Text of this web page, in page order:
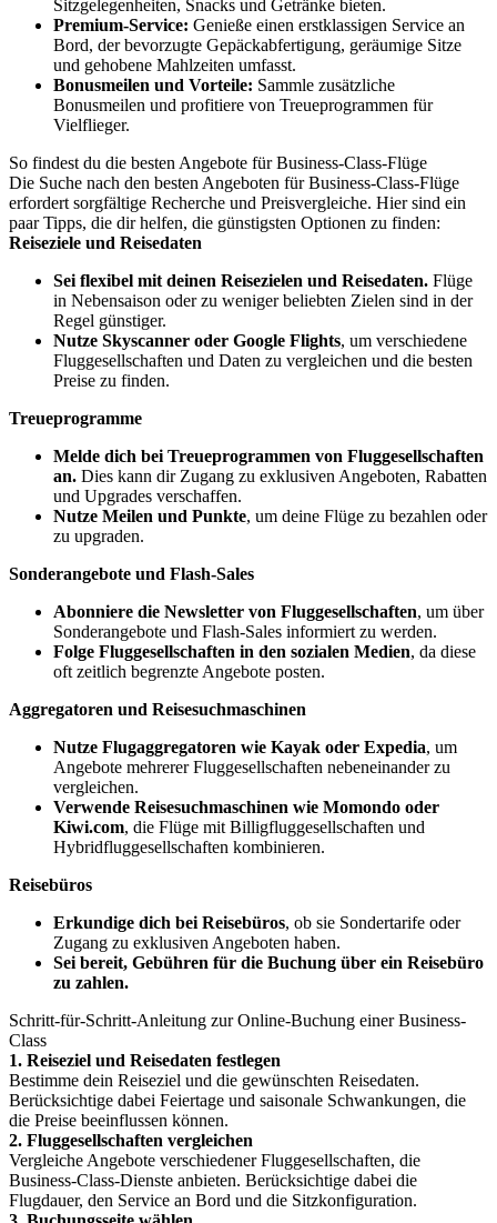
Sitzgelegenheiten, Snacks und Getränke bieten.
Premium-Service: Genieße einen erstklassigen Service an
Bord, der bevorzugte Gepäckabfertigung, geräumige Sitze
und gehobene Mahlzeiten umfasst.
Bonusmeilen und Vorteile: Sammle zusätzliche
Bonusmeilen und profitiere von Treueprogrammen für
Vielflieger.
So findest du die besten Angebote für Business-Class-Flüge
Die Suche nach den besten Angeboten für Business-Class-Flüge
erfordert sorgfältige Recherche und Preisvergleiche. Hier sind ein
paar Tipps, die dir helfen, die günstigsten Optionen zu finden:
Reiseziele und Reisedaten
Sei flexibel mit deinen Reisezielen und Reisedaten. Flüge
in Nebensaison oder zu weniger beliebten Zielen sind in der
Regel günstiger.
Nutze Skyscanner oder Google Flights, um verschiedene
Fluggesellschaften und Daten zu vergleichen und die besten
Preise zu finden.
Treueprogramme
Melde dich bei Treueprogrammen von Fluggesellschaften
an. Dies kann dir Zugang zu exklusiven Angeboten, Rabatten
und Upgrades verschaffen.
Nutze Meilen und Punkte, um deine Flüge zu bezahlen oder
zu upgraden.
Sonderangebote und Flash-Sales
Abonniere die Newsletter von Fluggesellschaften, um über
Sonderangebote und Flash-Sales informiert zu werden.
Folge Fluggesellschaften in den sozialen Medien, da diese
oft zeitlich begrenzte Angebote posten.
Aggregatoren und Reisesuchmaschinen
Nutze Flugaggregatoren wie Kayak oder Expedia, um
Angebote mehrerer Fluggesellschaften nebeneinander zu
vergleichen.
Verwende Reisesuchmaschinen wie Momondo oder
Kiwi.com, die Flüge mit Billigfluggesellschaften und
Hybridfluggesellschaften kombinieren.
Reisebüros
Erkundige dich bei Reisebüros, ob sie Sondertarife oder
Zugang zu exklusiven Angeboten haben.
Sei bereit, Gebühren für die Buchung über ein Reisebüro
zu zahlen.
Schritt-für-Schritt-Anleitung zur Online-Buchung einer Business-
Class
1. Reiseziel und Reisedaten festlegen
Bestimme dein Reiseziel und die gewünschten Reisedaten.
Berücksichtige dabei Feiertage und saisonale Schwankungen, die
die Preise beeinflussen können.
2. Fluggesellschaften vergleichen
Vergleiche Angebote verschiedener Fluggesellschaften, die
Business-Class-Dienste anbieten. Berücksichtige dabei die
Flugdauer, den Service an Bord und die Sitzkonfiguration.